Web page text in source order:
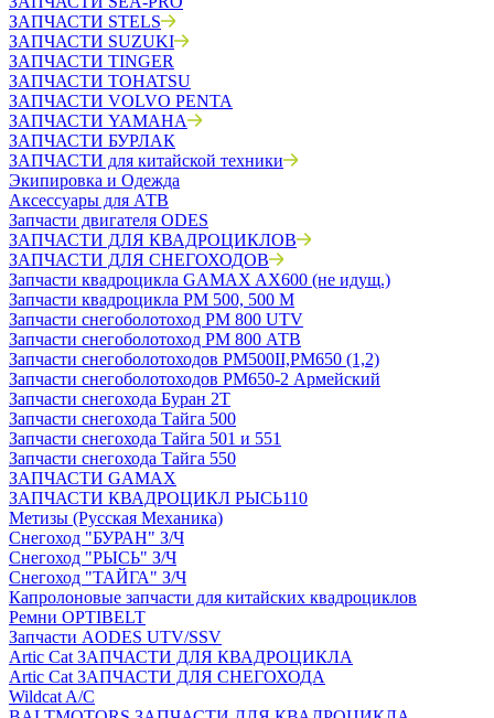
ЗАПЧАСТИ STELS
ЗАПЧАСТИ SUZUKI
ЗАПЧАСТИ TINGER
ЗАПЧАСТИ TOHATSU
ЗАПЧАСТИ VOLVO PENTA
ЗАПЧАСТИ YAMAHA
ЗАПЧАСТИ БУРЛАК
ЗАПЧАСТИ для китайской техники
Экипировка и Одежда
Аксессуары для АТВ
Запчасти двигателя ODES
ЗАПЧАСТИ ДЛЯ КВАДРОЦИКЛОВ
ЗАПЧАСТИ ДЛЯ СНЕГОХОДОВ
Запчасти квадроцикла GAMAX AX600 (не идущ.)
Запчасти квадроцикла РМ 500, 500 М
Запчасти снегоболотоход РМ 800 UTV
Запчасти снегоболотоход РМ 800 АТВ
Запчасти снегоболотоходов РМ500II,РМ650 (1,2)
Запчасти снегоболотоходов РМ650-2 Армейский
Запчасти снегохода Буран 2Т
Запчасти снегохода Тайга 500
Запчасти снегохода Тайга 501 и 551
Запчасти снегохода Тайга 550
ЗАПЧАСТИ GAMAX
ЗАПЧАСТИ КВАДРОЦИКЛ РЫСЬ110
Метизы (Русская Механика)
Снегоход "БУРАН" З/Ч
Снегоход "РЫСЬ" З/Ч
Снегоход "ТАЙГА" З/Ч
Капролоновые запчасти для китайских квадроциклов
Ремни OPTIBELT
Запчасти AODES UTV/SSV
Artic Cat ЗАПЧАСТИ ДЛЯ КВАДРОЦИКЛА
Artic Cat ЗАПЧАСТИ ДЛЯ СНЕГОХОДА
Wildcat A/C